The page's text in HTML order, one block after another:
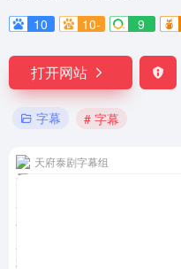
10
10- 9
打开网站
字幕 # 字幕
天府泰剧字幕组